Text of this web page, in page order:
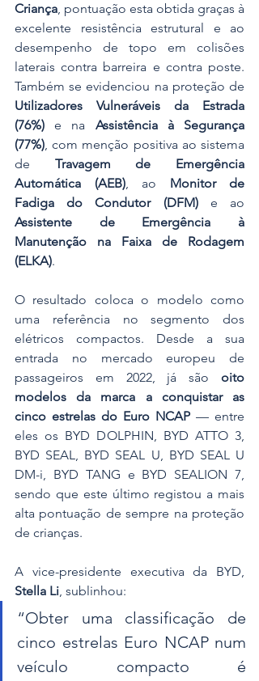
Criança, pontuação esta obtida graças à
excelente resistência estrutural e ao
desempenho de topo em colisões
laterais contra barreira e contra poste.
Utilizadores Vulneráveis da Estrada
(76%) e na Assistência à Segurança
(77%), com menção positiva ao sistema
de Travagem de Emergência
Automática (AEB), ao Monitor de
Fadiga do Condutor (DFM)
Assistente de Emergência à
Manutenção na Faixa de Rodagem
(ELKA).
O resultado coloca o modelo como
uma referência no segmento dos
elétricos compactos. Desde a sua
entrada no mercado europeu de
passageiros em 2022, já são oito
modelos da marca a conquistar as
cinco estrelas do Euro NCAP — entre
eles os BYD DOLPHIN, BYD ATTO 3,
BYD SEAL, BYD SEAL U, BYD SEAL U
DM-i, BYD TANG e BYD SEALION 7,
sendo que este último registou a mais
alta pontuação de sempre na proteção
de crianças.
Stella Li, sublinhou:
“Obter uma classificação de
cinco estrelas Euro NCAP num
veículo compacto é